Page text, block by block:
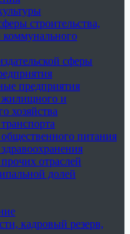
строительства,
сферы
предприятия
жилищного и
хозяйства
питания
отраслей
долей
кадровый резерв,